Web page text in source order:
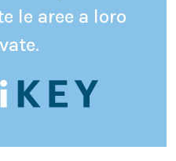
le aree a loro